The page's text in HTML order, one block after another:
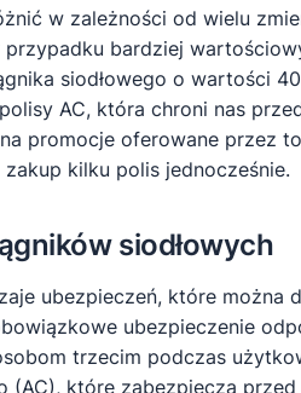
w zależności od wielu
bardziej
siodłowego o wartości
AC, która chroni nas
promocje oferowane przez
kilku polis jednocześnie.
siodłowych
ubezpieczeń, które można
ubezpieczenie
trzecim podczas
które zabezpiecza przed